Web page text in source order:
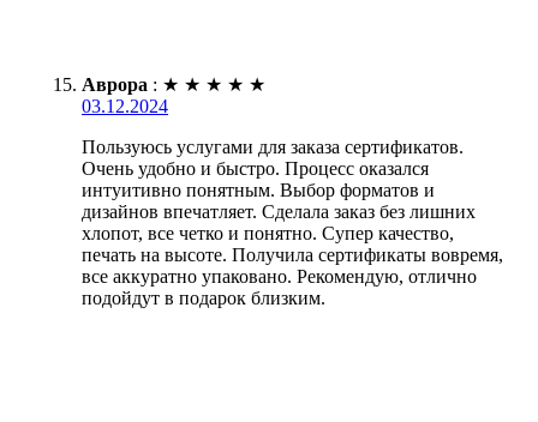
Аврора : ★ ★ ★ ★ ★
03.12.2024
Пользуюсь услугами для заказа сертификатов.
Очень удобно и быстро. Процесс оказался
интуитивно понятным. Выбор форматов и
дизайнов впечатляет. Сделала заказ без лишних
хлопот, все четко и понятно. Супер качество,
печать на высоте. Получила сертификаты вовремя,
все аккуратно упаковано. Рекомендую, отлично
подойдут в подарок близким.